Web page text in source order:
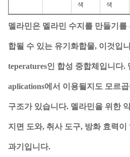
색
색
멜라민은 멜라민 수지를 만들기를
합될 수 있는 유기화합물, 이것입
teperatures인 합성 중합체입니다.
aplications에서 이용될지도 모르
구조가 있습니다. 멜라민을 위한
지면 도와, 취사 도구, 방화 효력이
과기입니다.